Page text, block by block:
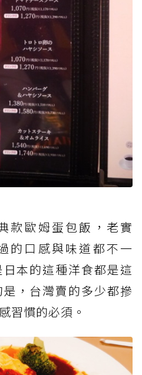
款歐姆蛋包飯，老實
的口感與味道都不一
本的這種洋食都是這
，台灣賣的多少都摻
習慣的必須。